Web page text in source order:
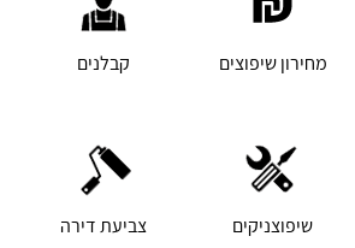
מחירון שיפוצים קבלנים
שיפוצניקים צביעת דירה